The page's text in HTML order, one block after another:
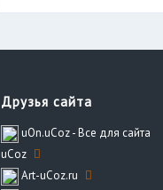
Друзья сайта
uOn.uCoz - Все для сайта
uCoz
Art-uCoz.ru